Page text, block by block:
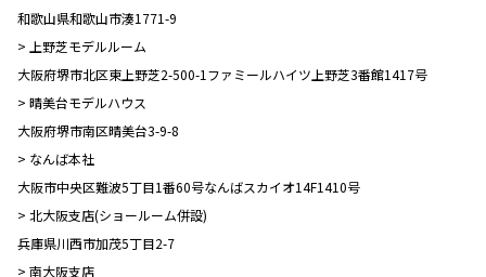
和歌山県和歌山市湊1771-9
> 上野芝モデルルーム
大阪府堺市北区東上野芝2-500-1ファミールハイツ上野芝3番館1417号
> 晴美台モデルハウス
大阪府堺市南区晴美台3-9-8
> なんば本社
大阪市中央区難波5丁目1番60号なんばスカイオ14F1410号
> 北大阪支店(ショールーム併設)
兵庫県川西市加茂5丁目2-7
> 南大阪支店